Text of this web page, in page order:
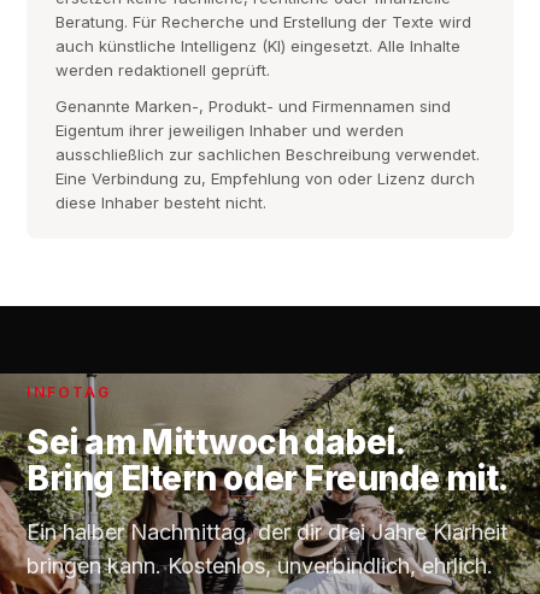
Beratung. Für Recherche und Erstellung der Texte wird
auch künstliche Intelligenz (KI) eingesetzt. Alle Inhalte
werden redaktionell geprüft.
Genannte Marken-, Produkt- und Firmennamen sind
Eigentum ihrer jeweiligen Inhaber und werden
ausschließlich zur sachlichen Beschreibung verwendet.
Eine Verbindung zu, Empfehlung von oder Lizenz durch
diese Inhaber besteht nicht.
INFOTAG
Sei amMittwochdabei.
Bring Eltern oder Freunde mit.
Ein halber Nachmittag, der dir drei Jahre Klarheit
bringen kann. Kostenlos, unverbindlich, ehrlich.